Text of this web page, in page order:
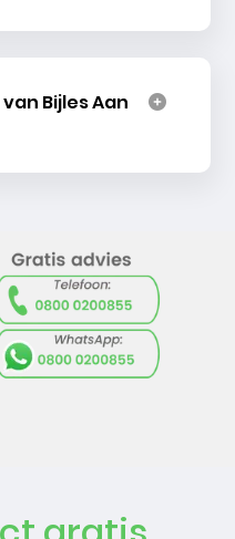
Bijles Aan